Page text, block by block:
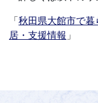
「秋田県大館市で
居・支援情報 」